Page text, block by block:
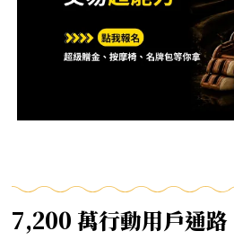
7,200 萬行動用戶通